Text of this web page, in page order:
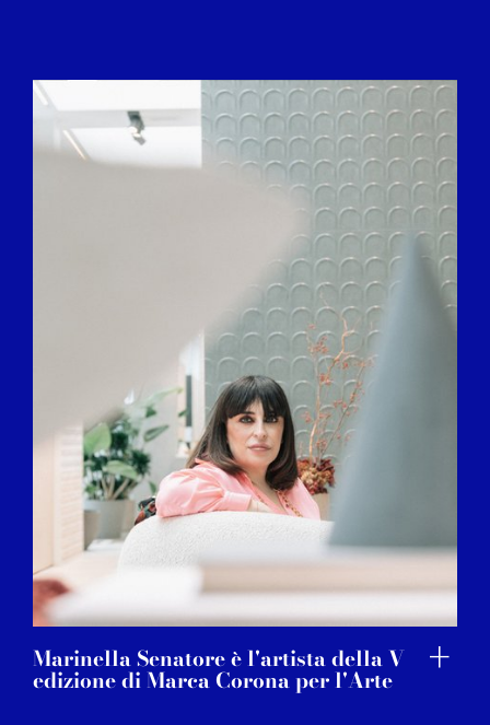
Marinella Senatore è l'artista della V
edizione di Marca Corona per l'Arte